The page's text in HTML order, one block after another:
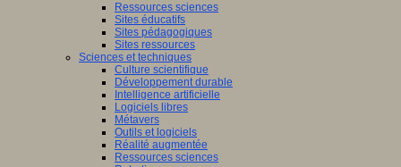
Ressources sciences
Sites éducatifs
Sites pédagogiques
Sites ressources
Sciences et techniques
Culture scientifique
Développement durable
Intelligence artificielle
Logiciels libres
Métavers
Outils et logiciels
Réalité augmentée
Ressources sciences